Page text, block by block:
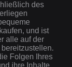
des
und ist
alle auf der
Folgen Ihres